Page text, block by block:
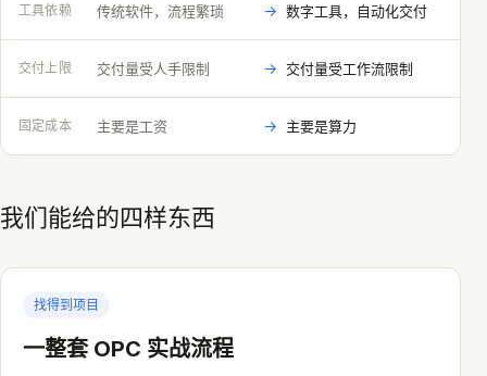
工具依赖 传统软件，流程繁琐 → 数字工具，自动化交付
交付上限 交付量受人手限制 → 交付量受工作流限制
固定成本 主要是工资 → 主要是算力
我们能给的四样东西
找得到项目
一整套 OPC 实战流程